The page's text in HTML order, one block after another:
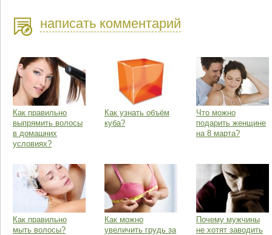
написать комментарий
Как правильно
выпрямить волосы
в домашних
условиях?
Как узнать объём
куба?
Что можно
подарить женщине
на 8 марта?
Как правильно
мыть волосы?
Как можно
увеличить грудь за
Почему мужчины
не хотят заводить